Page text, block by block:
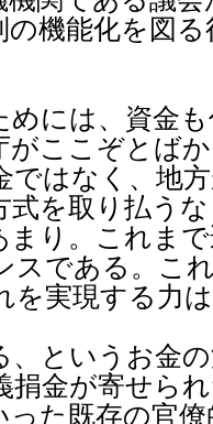
の機能化を図
には、資金
がここぞとば
ではなく、地
式を取り払う
まり。これま
スである。こ
を実現する力
というお金
捐金が寄せら
った既存の官